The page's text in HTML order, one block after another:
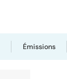
Émissions